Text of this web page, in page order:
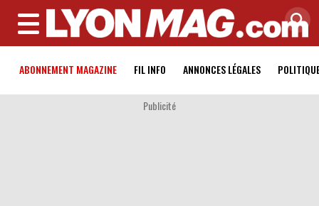
MENU
ABONNEMENT MAGAZINE FIL INFO ANNONCES LÉGALES
Publicité